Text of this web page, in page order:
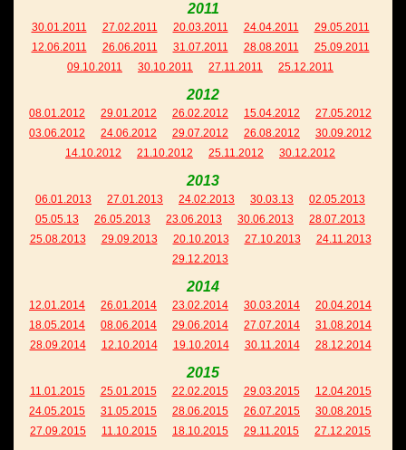
2011
30.01.2011 27.02.2011 20.03.2011 24.04.2011
29.05.2011
12.06.2011
26.06.2011 31.07.2011 28.08.2011
25.09.2011
09.10.2011
30.10.2011 27.11.2011 25.12.2011
2012
08.01.2012 29.01.2012 26.02.2012 15.04.2012
27.05.2012
03.06.2012
24.06.2012 29.07.2012 26.08.2012
30.09.2012
14.10.2012
21.10.2012 25.11.2012 30.12.2012
2013
06.01.2013 27.01.2013 24.02.2013 30.03.13
02.05.2013
05.05.13
26.05.2013 23.06.2013 30.06.2013
28.07.2013
25.08.2013
29.09.2013 20.10.2013 27.10.2013
24.11.2013
29.12.2013
2014
12.01.2014 26.01.2014 23.02.2014 30.03.2014
20.04.2014
18.05.2014
08.06.2014 29.06.2014 27.07.2014
31.08.2014
28.09.2014
12.10.2014 19.10.2014 30.11.2014 28.12.2014
2015
11.01.2015 25.01.2015 22.02.2015 29.03.2015
12.04.2015
24.05.2015
31.05.2015 28.06.2015 26.07.2015
30.08.2015
27.09.2015
11.10.2015 18.10.2015 29.11.2015 27.12.2015